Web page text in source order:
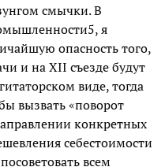
смычки. В
я
опасность того,
и на XII съезде будут
виде, тогда
вызвать «поворот
конкретных
себестоимости
всем